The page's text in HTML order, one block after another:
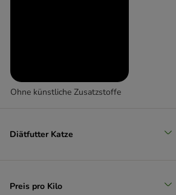
JosiCat
Kitekat
LifeCat
Ohne künstliche Zusatzstoffe
Diätfutter Katze
Preis pro Kilo